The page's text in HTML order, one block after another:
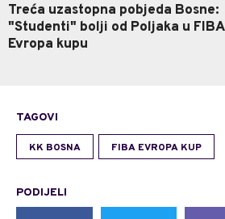
Treća uzastopna pobjeda Bosne:
"Studenti" bolji od Poljaka u FIBA
Evropa kupu
TAGOVI
KK BOSNA FIBA EVROPA KUP
PODIJELI